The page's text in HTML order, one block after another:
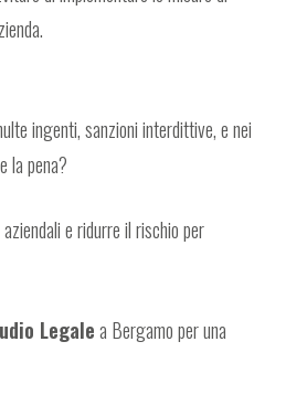
ingenti, sanzioni interdittive, e nei
la pena?
e ridurre il rischio per
Legalea Bergamo per una